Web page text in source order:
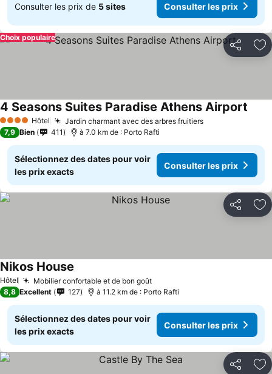
Consulter les prix de 5 sites Consulter les prix
Partager
Choix populaire
4 Étoiles Hôtel Jardin charmant avec des arbres fruitiers
4 Seasons Suites Paradise Athens Airport
7,9 Bien 411 à 7.0 km de : Porto Rafti
Sélectionnez des dates pour voir
les prix exacts
Consulter les prix
Partager
Hôtel Mobilier confortable et de bon goût
Nikos House
8,8 Excellent 127 à 11.2 km de : Porto Rafti
Sélectionnez des dates pour voir
les prix exacts
Consulter les prix
Partager